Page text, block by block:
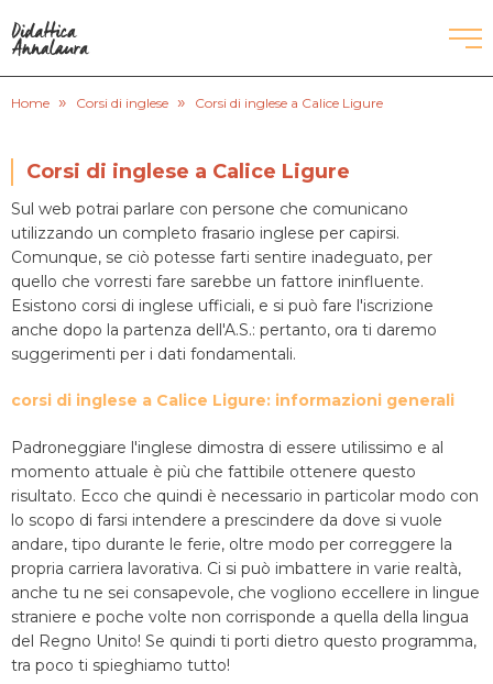
CORSI DI INGLESE
RECUPERO ANNI SCOLASTICI
SCUOLE PRIVATE
SCUOLE SERALI
Home » Corsi di inglese » Corsi di inglese a Calice Ligure
Corsi di inglese a Calice Ligure
Sul web potrai parlare con persone che comunicano
utilizzando un completo frasario inglese per capirsi.
Comunque, se ciò potesse farti sentire inadeguato, per
quello che vorresti fare sarebbe un fattore ininfluente.
Esistono corsi di inglese ufficiali, e si può fare l'iscrizione
anche dopo la partenza dell'A.S.: pertanto, ora ti daremo
suggerimenti per i dati fondamentali.
corsi di inglese a Calice Ligure: informazioni generali
Padroneggiare l'inglese dimostra di essere utilissimo e al
momento attuale è più che fattibile ottenere questo
risultato. Ecco che quindi è necessario in particolar modo con
lo scopo di farsi intendere a prescindere da dove si vuole
andare, tipo durante le ferie, oltre modo per correggere la
propria carriera lavorativa. Ci si può imbattere in varie realtà,
anche tu ne sei consapevole, che vogliono eccellere in lingue
straniere e poche volte non corrisponde a quella della lingua
del Regno Unito! Se quindi ti porti dietro questo programma,
tra poco ti spieghiamo tutto!